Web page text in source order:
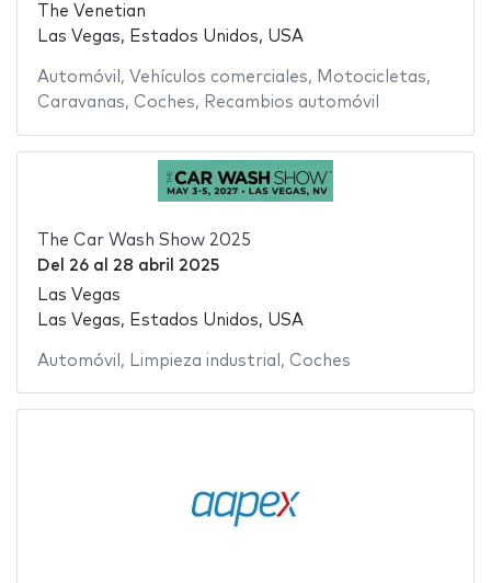
The Venetian
Las Vegas, Estados Unidos, USA
Automóvil , Vehículos comerciales, Motocicletas,
Caravanas, Coches, Recambios automóvil
The Car Wash Show 2025
Del 26al 28 abril 2025
Las Vegas
Las Vegas, Estados Unidos, USA
Automóvil , Limpieza industrial , Coches